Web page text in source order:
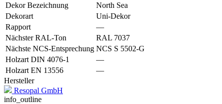
Dekor Bezeichnung
North Sea
Dekorart
Uni-Dekor
Rapport
—
Nächster RAL-Ton
RAL 7037
Nächste NCS-Entsprechung NCS S 5502-G
Holzart DIN 4076-1
—
Holzart EN 13556
—
Hersteller
Resopal GmbH
info_outline